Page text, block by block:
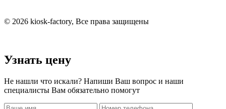
© 2026 kiosk-factory, Все права защищены
Узнать цену
Не нашли что искали? Напиши Ваш вопрос и наши
специалисты Вам обязательно помогут